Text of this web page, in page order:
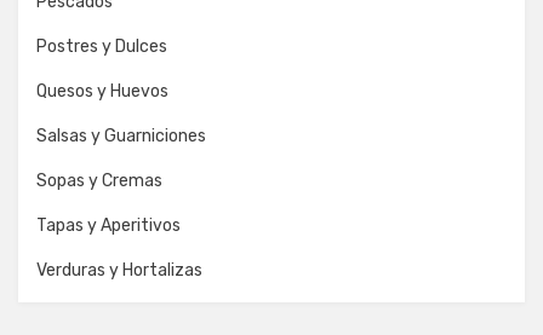
Postres y Dulces
Quesos y Huevos
Salsas y Guarniciones
Sopas y Cremas
Tapas y Aperitivos
Verduras y Hortalizas